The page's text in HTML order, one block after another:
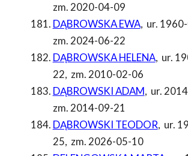
zm. 2020-04-09
DĄBROWSKA EWA, ur.
zm. 2024-06-22
DĄBROWSKA HELENA, ur.
22, zm. 2010-02-06
DĄBROWSKI ADAM, ur.
zm. 2014-09-21
DĄBROWSKI TEODOR, ur.
25, zm. 2026-05-10